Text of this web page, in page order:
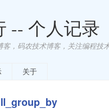
-- 个人记录
，码农技术博客，关注编程技
关于